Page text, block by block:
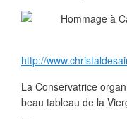
http://
La Conservatrice
beau tableau de la